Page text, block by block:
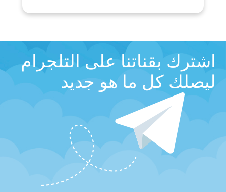
اشترك بقناتنا على التلجرام
ليصلك كل ما هو جديد